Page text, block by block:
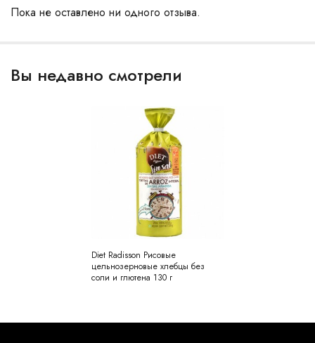
Пока не оставлено ни одного отзыва.
Вы недавно смотрели
Diet Radisson Рисовые
цельнозерновые хлебцы без
соли и глютена 130 г